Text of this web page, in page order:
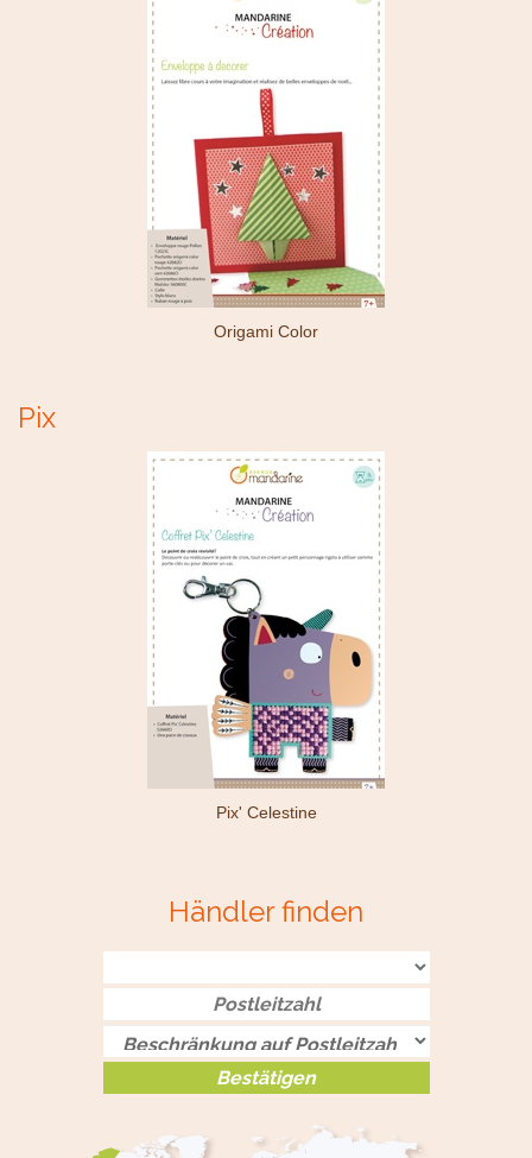
Origami Color
Pix
Pix' Celestine
Händler finden
Bestätigen